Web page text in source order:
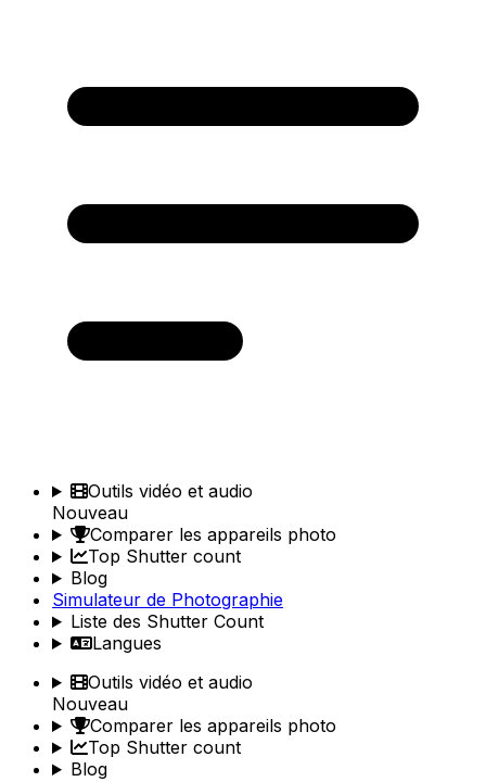
Outils vidéo et audio
Nouveau
Comparer les appareils photo
Top Shutter count
Blog
Simulateur de Photographie
Liste des Shutter Count
Langues
Outils vidéo et audio
Nouveau
Comparer les appareils photo
Top Shutter count
Blog